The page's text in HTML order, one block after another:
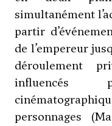
simultanément
partir
de l’empereur
déroulement
personnages